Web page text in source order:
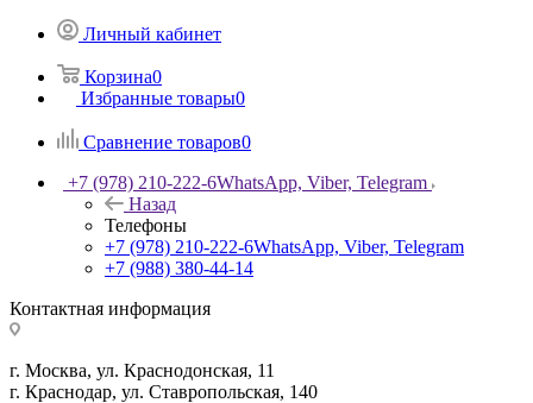
Личный кабинет
Корзина0
Избранные товары0
Сравнение товаров0
+7 (978) 210-222-6WhatsApp, Viber, Telegram
Назад
Телефоны
+7 (978) 210-222-6WhatsApp, Viber, Telegram
+7 (988) 380-44-14
Контактная информация
г. Москва, ул. Краснодонская, 11
г. Краснодар, ул. Ставропольская, 140